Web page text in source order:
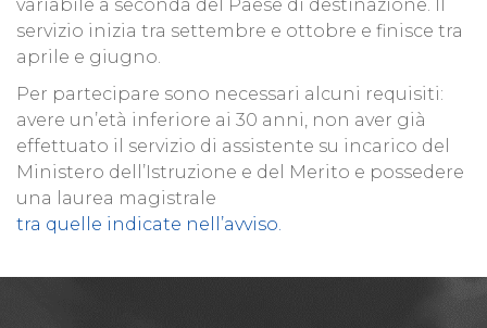
variabile a seconda del Paese di destinazione. Il
servizio inizia tra settembre e ottobre e finisce tra
aprile e giugno.
Per partecipare sono necessari alcuni requisiti:
avere un’età inferiore ai 30 anni, non aver già
effettuato il servizio di assistente su incarico del
Ministero dell’Istruzione e del Merito e possedere
una laurea magistrale
tra quelle indicate nell’avviso.